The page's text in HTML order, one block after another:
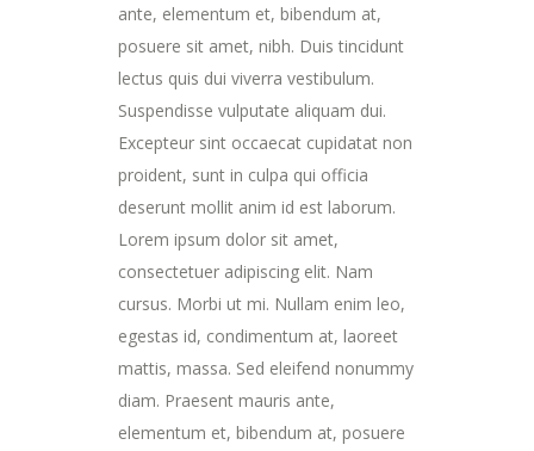
ante, elementum et, bibendum at,
posuere sit amet, nibh. Duis tincidunt
lectus quis dui viverra vestibulum.
Suspendisse vulputate aliquam dui.
Excepteur sint occaecat cupidatat non
proident, sunt in culpa qui officia
deserunt mollit anim id est laborum.
Lorem ipsum dolor sit amet,
consectetuer adipiscing elit. Nam
cursus. Morbi ut mi. Nullam enim leo,
egestas id, condimentum at, laoreet
mattis, massa. Sed eleifend nonummy
diam. Praesent mauris ante,
elementum et, bibendum at, posuere